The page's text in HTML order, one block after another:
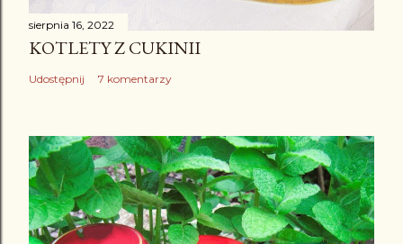
sierpnia 16, 2022
KOTLETY Z CUKINII
Udostępnij 7 komentarzy